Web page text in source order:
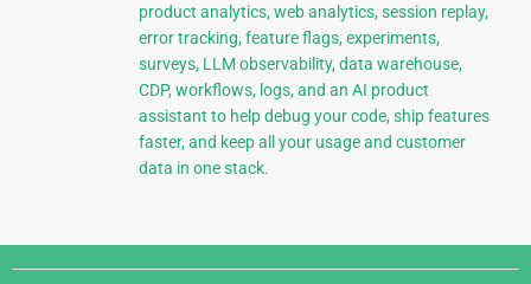
product analytics, web analytics, session replay,
error tracking, feature flags, experiments,
surveys, LLM observability, data warehouse,
CDP, workflows, logs, and an AI product
assistant to help debug your code, ship features
faster, and keep all your usage and customer
data in one stack.
Django